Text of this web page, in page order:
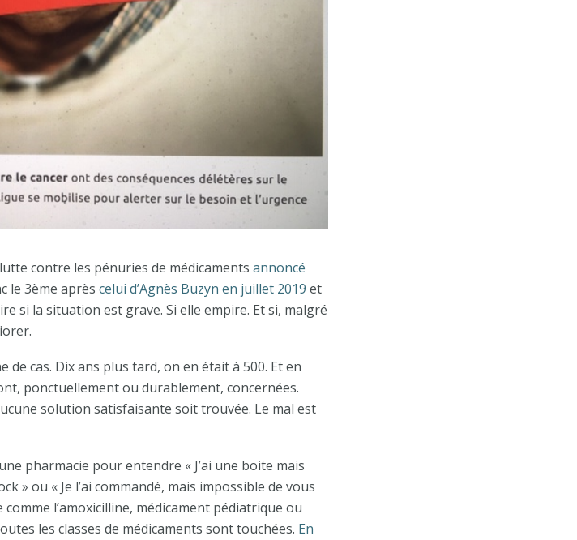
contre les pénuries de médicaments annoncé
le 3ème après celui d’Agnès Buzyn en juillet 2019 et
si la situation est grave. Si elle empire. Et si, malgré
de cas. Dix ans plus tard, on en était à 500. Et en
ponctuellement ou durablement, concernées.
solution satisfaisante soit trouvée. Le mal est
pharmacie pour entendre « J’ai une boite mais
» ou « Je l’ai commandé, mais impossible de vous
l’amoxicilline, médicament pédiatrique ou
les classes de médicaments sont touchées. En